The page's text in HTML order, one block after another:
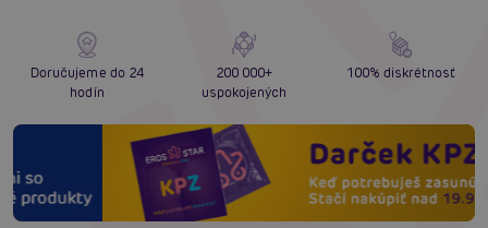
Doručujeme do 24
hodín
200 000+
uspokojených
100% diskrétnosť